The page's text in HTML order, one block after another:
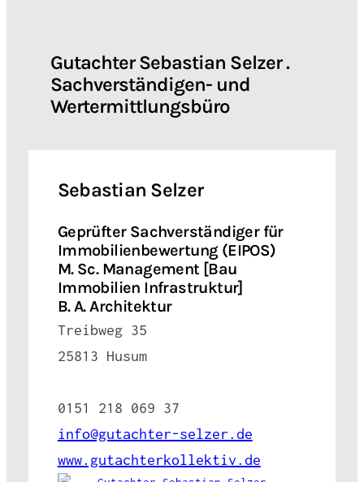
Gutachter Sebastian Selzer .
Sachverständigen- und
Wertermittlungsbüro
Sebastian Selzer
Geprüfter Sachverständiger für
Immobilienbewertung (EIPOS)
M. Sc. Management [Bau
Immobilien Infrastruktur]
B. A. Architektur
Treibweg 35
25813 Husum
0151 218 069 37
info@gutachter-selzer.de
www.gutachterkollektiv.de